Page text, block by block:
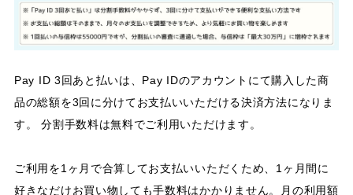
Pay ID 3回あと払いは、Pay IDのアカウントにて購入した商
品の総額を3回に分けてお支払いいただける決済方法になりま
す。 分割手数料は無料でご利用いただけます。
ご利用を1ヶ月で合算してお支払いいただくため、1ヶ月間に
好きなだけお買い物しても手数料はかかりません。月の利用額